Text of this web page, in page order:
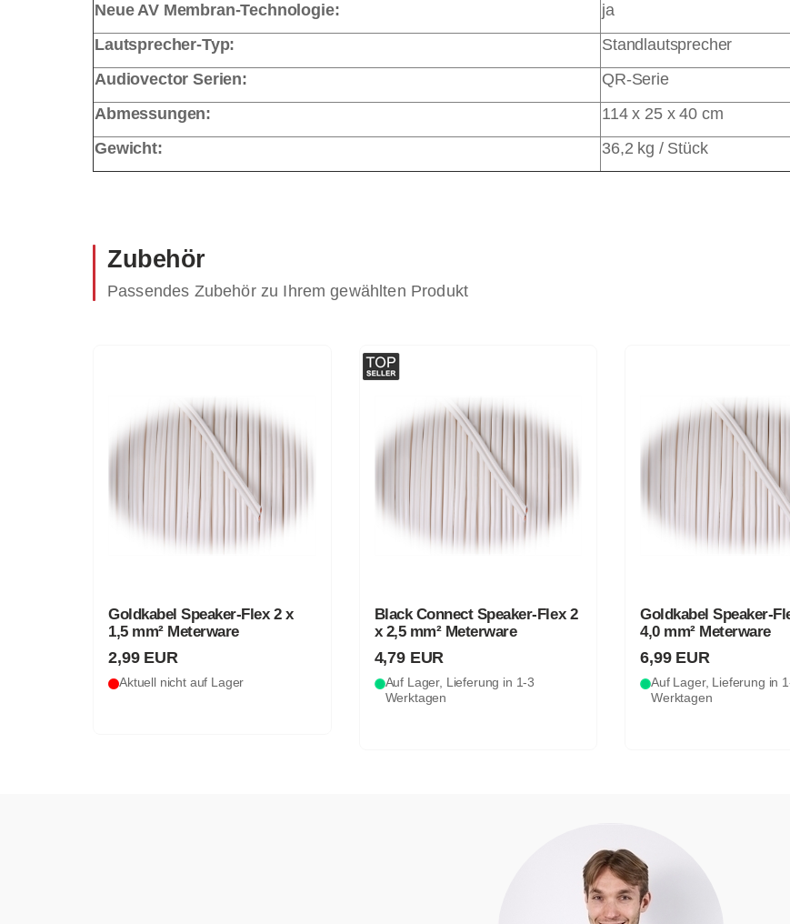
Neue AV Membran-Technologie:
ja
Lautsprecher-Typ:
Standlautsprecher
Audiovector Serien:
QR-Serie
Abmessungen:
114 x 25 x 40 cm
Gewicht:
36,2 kg / Stück
Zubehör
Passendes Zubehör zu Ihrem gewählten Produkt
Goldkabel Speaker-Flex 2 x
1,5 mm² Meterware
2,99 EUR
Aktuell nicht auf Lager
Black Connect Speaker-Flex 2
x 2,5 mm² Meterware
4,79 EUR
Auf Lager, Lieferung in 1-3
Werktagen
Goldkabel Speaker-
4,0 mm² Meterware
6,99 EUR
Auf Lager, Lieferung in
Werktagen